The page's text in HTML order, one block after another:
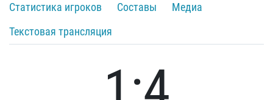
Статистика игроков
Составы
Медиа
Текстовая трансляция